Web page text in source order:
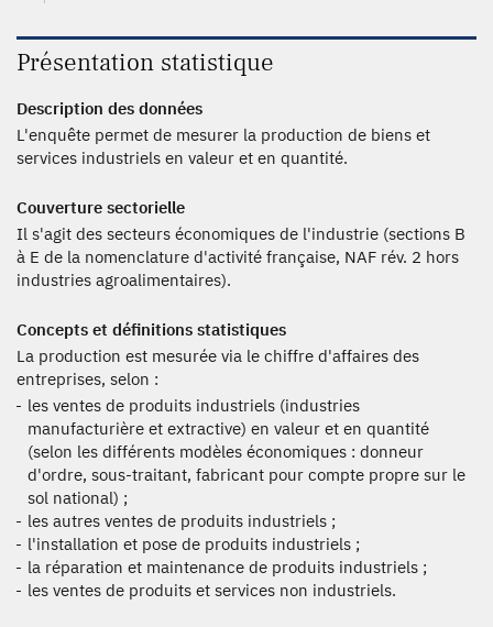
Présentation statistique
Description des données
L'enquête permet de mesurer la production de biens et
services industriels en valeur et en quantité.
Couverture sectorielle
Il s'agit des secteurs économiques de l'industrie (sections B
à E de la nomenclature d'activité française, NAF rév. 2 hors
industries agroalimentaires).
Concepts et définitions statistiques
La production est mesurée via le chiffre d'affaires des
entreprises, selon :
les ventes de produits industriels (industries
manufacturière et extractive) en valeur et en quantité
(selon les différents modèles économiques : donneur
d'ordre, sous-traitant, fabricant pour compte propre sur le
sol national) ;
les autres ventes de produits industriels ;
l'installation et pose de produits industriels ;
la réparation et maintenance de produits industriels ;
les ventes de produits et services non industriels.